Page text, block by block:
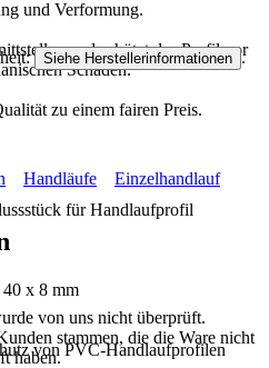
und Verformung.
und schützt das Profil vor
Schäden.
zu einem fairen Preis.
für Handlaufprofil
x 8 mm
von PVC-Handlaufprofilen
Siehe Herstellerinformationen .
Handläufe
Einzelhandlauf
von uns nicht überprüft.
stammen, die die Ware nicht
haben.